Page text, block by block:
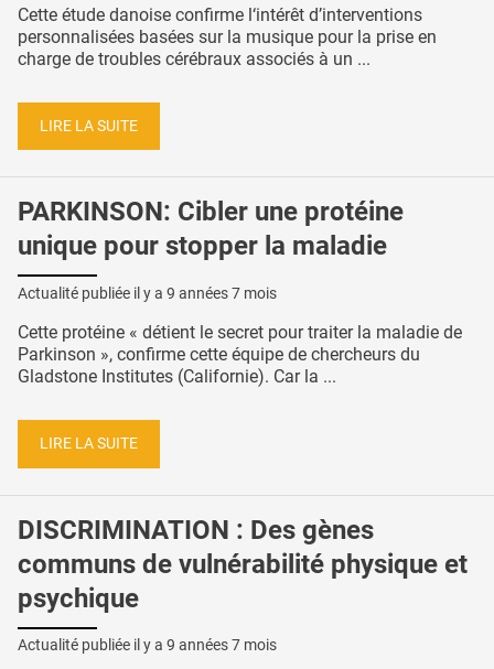
Cette étude danoise confirme l‘intérêt d’interventions
personnalisées basées sur la musique pour la prise en
charge de troubles cérébraux associés à un ...
LIRE LA SUITE
PARKINSON: Cibler une protéine
unique pour stopper la maladie
Actualité publiée il y a 9 années 7 mois
Cette protéine « détient le secret pour traiter la maladie de
Parkinson », confirme cette équipe de chercheurs du
Gladstone Institutes (Californie). Car la ...
LIRE LA SUITE
DISCRIMINATION : Des gènes
communs de vulnérabilité physique et
psychique
Actualité publiée il y a 9 années 7 mois